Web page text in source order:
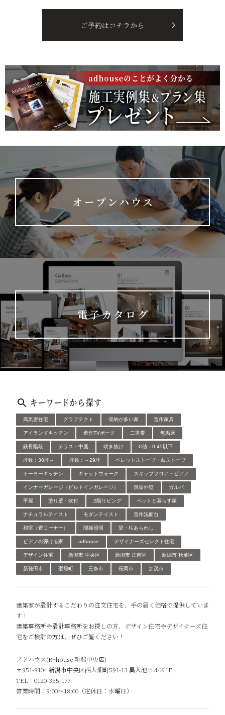
ご予約はコチラから
オープンハウス
電子カタログ
キーワードから探す
高気密住宅 グラフテクト 収納が多い家 造作家具
アイランドキッチン 造作TVボード 二世帯 無垢床
鉄骨階段 テラス・中庭 吹き抜け C値：0.45以下
坪数：30坪～ 坪数：～29坪 ペレットストーブ・薪ストーブ
トーヨーキッチン キャットウォーク スキップフロア・ピアノ
インナーガレージ（ビルトインガレージ） 無垢外壁 ガルバ
平屋 塗り壁・吹付 2階リビング ペットと暮らす家
ナチュラルテイスト モダンテイスト 造作洗面台
和室（畳コーナー） 間接照明 梁・柱あらわし
ピアノの弾ける家 adhouse デザイナーズセレクト住宅
デザイン住宅 新潟市 中央区 新潟市 江南区 新潟市 秋葉区
新発田市 聖籠町 三条市 長岡市 加茂市
建築家が設計するこだわりの注文住宅を、手の届く価格で提供していま
す！
建築事務所や設計事務所をお探しの方、デザイン住宅やデザイナーズ住
宅をご検討の方は、ぜひご覧ください！
アドハウス(R+house 新潟中央店)
〒951-8104 新潟市中央区西大畑町591-13 異人池ヒルズ1F
TEL：0120-355-177
営業時間：9:00～18:00（定休日：水曜日）